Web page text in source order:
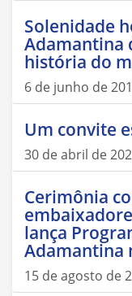
Solenidade
Adamantina
história do
6 de junho de
Um convite
30 de abril de
Cerimônia
lança
Adamantina
15 de agosto de